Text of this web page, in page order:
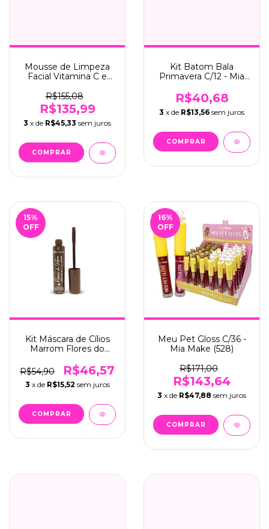
Mousse de Limpeza
Facial Vitamina C e
Make (406)
R$155,08
R$135,99
3 x de R$45,33 sem juros
Kit Batom Bala
Primavera C/12 - Mia
R$40,68
3 x de R$13,56 sem juros
15%
OFF
Kit Máscara de Cílios
Marrom Flores do
Make (534)
R$54,90 R$46,57
3 x de R$15,52 sem juros
16%
OFF
Meu Pet Gloss C/36 -
Mia Make (528)
R$171,00
R$143,64
3 x de R$47,88 sem juros